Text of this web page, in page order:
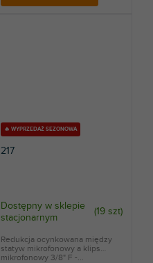
🔥 WYPRZEDAŻ SEZONOWA
217
Dostępny w sklepie
stacjonarnym
(19 szt)
Redukcja ocynkowana między
statyw mikrofonowy a klips
mikrofonowy 3/8" F -...